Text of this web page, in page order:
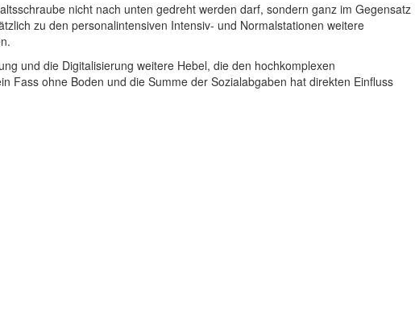
nicht nach unten gedreht werden darf, sondern ganz im Gegensatz
zu den personalintensiven Intensiv- und Normalstationen weitere
und die Digitalisierung weitere Hebel, die den hochkomplexen
Fass ohne Boden und die Summe der Sozialabgaben hat direkten Einfluss